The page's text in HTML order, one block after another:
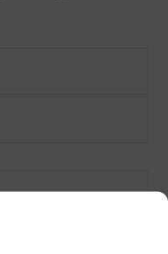
zamówić próbkę.